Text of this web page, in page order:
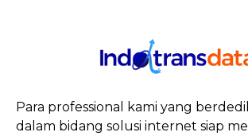
Para professional kami yang
dalam bidang solusi internet siap